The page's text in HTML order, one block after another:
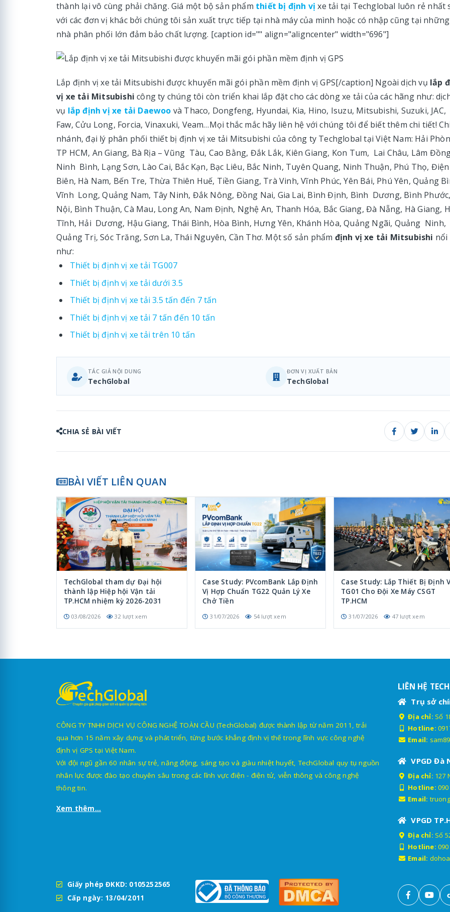
thành lại vô cùng phải chăng. Giá một bộ sản phẩm thiết bị định vị xe tải tại Techglobal luôn rẻ nhất
với các đơn vị khác bởi chúng tôi sản xuất trực tiếp tại nhà máy của mình hoặc có nhập cũng tại những
nhà phân phối lớn đảm bảo chất lượng. [caption id="" align="aligncenter" width="696"]
Lắp định vị xe tải Mitsubishi được khuyến mãi gói phần mềm định vị GPS[/caption] Ngoài dịch vụ lắp
vị xe tải Mitsubishicông ty chúng tôi còn triển khai lắp đặt cho các dòng xe tải của các hãng như:
vụ lắp định vị xe tải Daewoo và Thaco, Dongfeng, Hyundai, Kia, Hino, Isuzu, Mitsubishi, Suzuki, JAC,
Faw, Cửu Long, Forcia, Vinaxuki, Veam…Mọi thắc mắc hãy liên hệ với chúng tôi để biết thêm chi tiết!
nhánh, đại lý phân phối thiết bị định vị xe tải Mitsubishi của công ty Techglobal tại Việt Nam: Hải
TP HCM, An Giang, Bà Rịa – Vũng Tàu, Cao Bằng, Đắk Lắk, Kiên Giang, Kon Tum, Lai Châu, Lâm
Ninh Bình, Lạng Sơn, Lào Cai, Bắc Kạn, Bạc Liêu, Bắc Ninh, Tuyên Quang, Ninh Thuận, Phú Thọ,
Biên, Hà Nam, Bến Tre, Thừa Thiên Huế, Tiền Giang, Trà Vinh, Vĩnh Phúc, Yên Bái, Phú Yên, Quảng
Vĩnh Long, Quảng Nam, Tây Ninh, Đắk Nông, Đồng Nai, Gia Lai, Bình Định, Bình Dương, Bình
Nội, Bình Thuận, Cà Mau, Long An, Nam Định, Nghệ An, Thanh Hóa, Bắc Giang, Đà Nẵng, Hà Giang,
Tĩnh, Hải Dương, Hậu Giang, Thái Bình, Hòa Bình, Hưng Yên, Khánh Hòa, Quảng Ngãi, Quảng Ninh,
Quảng Trị, Sóc Trăng, Sơn La, Thái Nguyên, Cần Thơ. Một số sản phẩm định vị xe tải Mitsubishi nổi
như:
Thiết bị định vị xe tải TG007
Thiết bị định vị xe tải dưới 3.5
Thiết bị định vị xe tải 3.5 tấn đến 7 tấn
Thiết bị định vị xe tải 7 tấn đến 10 tấn
Thiết bị định vị xe tải trên 10 tấn
TÁC GIẢ NỘI DUNG
TechGlobal
ĐƠN VỊ XUẤT BẢN
TechGlobal
CHIA SẺ BÀI VIẾT
BÀI VIẾT LIÊN QUAN
TechGlobal tham dự Đại hội
thành lập Hiệp hội Vận tải
TP.HCM nhiệm kỳ 2026-2031
03/08/2026 32 lượt xem
Case Study: PVcomBank Lắp Định
Vị Hợp Chuẩn TG22 Quản Lý Xe
Chở Tiền
31/07/2026 54 lượt xem
Case Study: Lắp Thiết Bị Định
TG01 Cho Đội Xe Máy CSGT
TP.HCM
31/07/2026 47 lượt xem
CÔNG TY TNHH DỊCH VỤ CÔNG NGHỆ TOÀN CẦU (TechGlobal) được thành lập từ năm 2011, trải
qua hơn 15 năm xây dựng và phát triển, từng bước khẳng định vị thế trong lĩnh vực công nghệ
định vị GPS tại Việt Nam.
Với đội ngũ gần 60 nhân sự trẻ, năng động, sáng tạo và giàu nhiệt huyết, TechGlobal quy tụ nguồn
nhân lực được đào tạo chuyên sâu trong các lĩnh vực điện - điện tử, viễn thông và công nghệ
thông tin.
Xem thêm...
Giấy phép ĐKKD: 0105252565
Cấp ngày: 13/04/2011
LIÊN HỆ
Trụ sở
Địa chỉ: Số
Hotline:
Email:
VPGD Đà
Địa chỉ: 127
Hotline:
Email:
VPGD
Địa chỉ: Số
Hotline:
Email: